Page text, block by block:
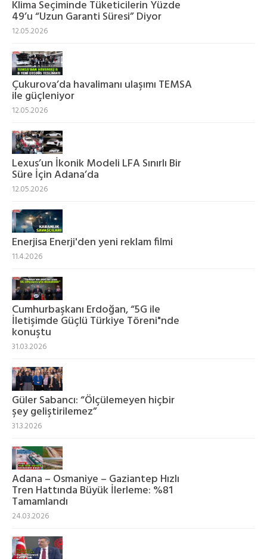
Klima Seçiminde Tüketicilerin Yüzde
49’u “Uzun Garanti Süresi” Diyor
12.05.2026
Çukurova’da havalimanı ulaşımı TEMSA
ile güçleniyor
12.05.2026
Lexus’un İkonik Modeli LFA Sınırlı Bir
Süre İçin Adana’da
12.05.2026
Enerjisa Enerji'den yeni reklam filmi
11.4.2026
Cumhurbaşkanı Erdoğan, “5G ile
İletişimde Güçlü Türkiye Töreni"nde
konuştu
31.03.2026
Güler Sabancı: “Ölçülemeyen hiçbir
şey geliştirilemez”
31.3.2026
Adana – Osmaniye – Gaziantep Hızlı
Tren Hattında Büyük İlerleme: %81
Tamamlandı
24.03.2026